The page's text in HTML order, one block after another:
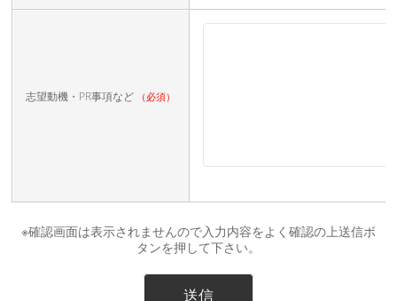
志望動機・PR事項など （必須）
※確認画面は表示されませんので入力内容をよく確認の上送信ボ
タンを押して下さい。